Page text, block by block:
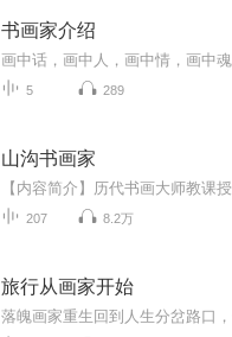
书画家介绍
画中话，画中人，画中情，画中魂
5 289
山沟书画家
207 8.2万
旅行从画家开始